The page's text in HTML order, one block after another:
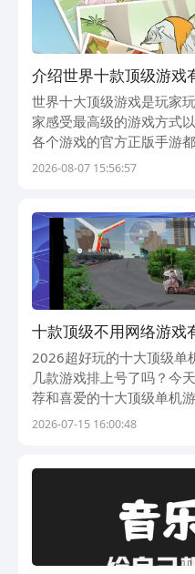
介绍世界十款顶级游戏
级游戏合辑
世界十大顶级游戏是玩家
家感受最高级的游戏方式
各个游戏的官方正版手游
玩法类型。想要直接玩的
2026-08-07 15:56:57
十款顶级不用网络游戏
顶级单机游戏合辑
2026超好玩的十大顶级单
几款游戏排上号了吗？今
荐和喜爱的十大顶级单机
话，相信大部分都可以从
事...
2026-07-15 16:00:48